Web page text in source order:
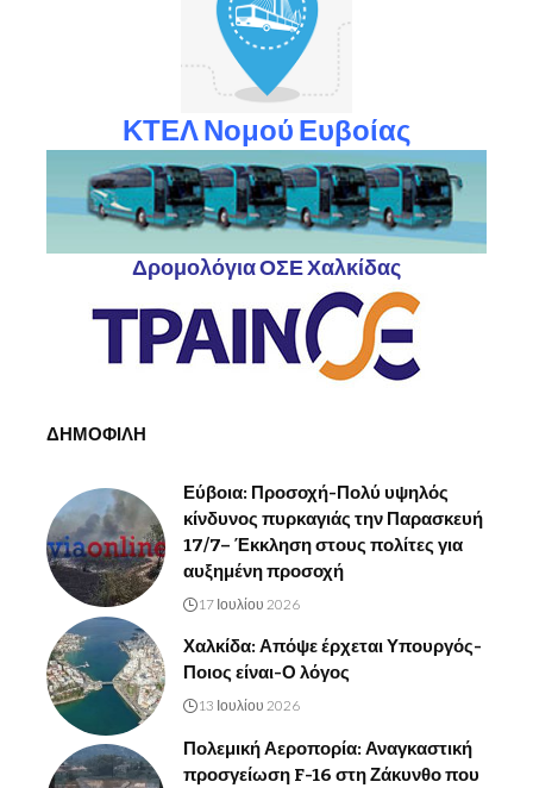
ΚΤΕΛ Νομού Ευβοίας
Δρομολόγια ΟΣΕ Χαλκίδας
ΔΗΜΟΦΙΛΗ
Εύβοια: Προσοχή-Πολύ υψηλός
κίνδυνος πυρκαγιάς την Παρασκευή
17/7– Έκκληση στους πολίτες για
αυξημένη προσοχή
17 Ιουλίου 2026
Χαλκίδα: Απόψε έρχεται Υπουργός-
Ποιος είναι-Ο λόγος
13 Ιουλίου 2026
Πολεμική Αεροπορία: Αναγκαστική
προσγείωση F-16 στη Ζάκυνθο που